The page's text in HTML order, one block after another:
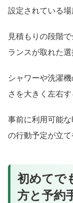
設定されている場
見積もりの段階
ランスが取れた選
シャワーや洗濯
さを大きく左右す
事前に利用可能
の行動予定が立て
初めてで
方と予約